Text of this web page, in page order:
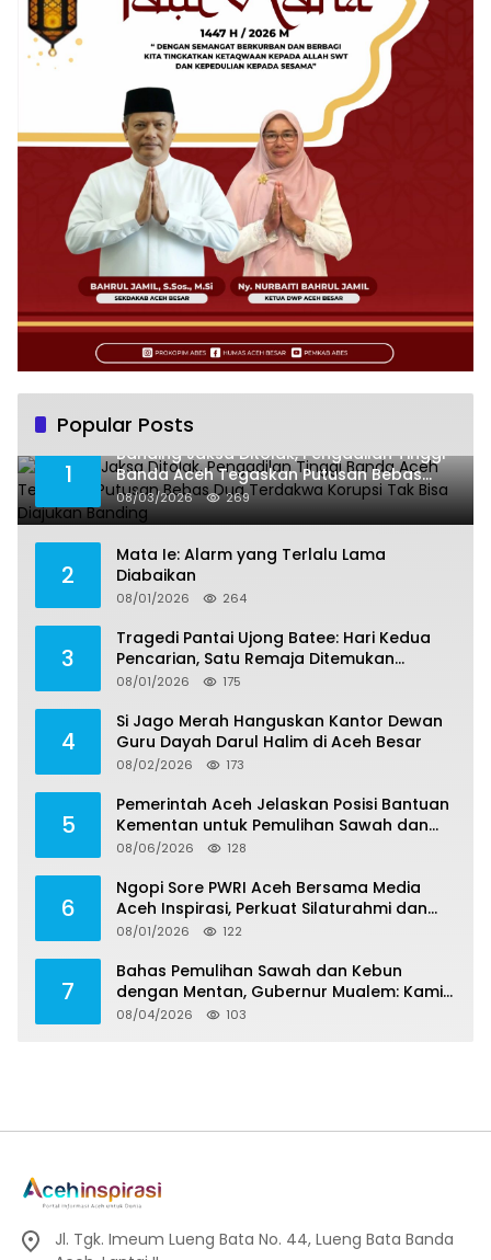
Popular Posts
1
Banding Jaksa Ditolak, Pengadilan Tinggi
Banda Aceh Tegaskan Putusan Bebas
Dua Terdakwa Korupsi Tak Bisa Diajukan
Banding
08/03/2026 269
2
Mata Ie: Alarm yang Terlalu Lama
Diabaikan
08/01/2026 264
3
Tragedi Pantai Ujong Batee: Hari Kedua
Pencarian, Satu Remaja Ditemukan
Meninggal, Tiga Korban Masih Dicari
08/01/2026 175
4
Si Jago Merah Hanguskan Kantor Dewan
Guru Dayah Darul Halim di Aceh Besar
08/02/2026 173
5
Pemerintah Aceh Jelaskan Posisi Bantuan
Kementan untuk Pemulihan Sawah dan
Kebun
08/06/2026 128
6
Ngopi Sore PWRI Aceh Bersama Media
Aceh Inspirasi, Perkuat Silaturahmi dan
Wariskan Pengalaman Berharga
08/01/2026 122
7
Bahas Pemulihan Sawah dan Kebun
dengan Mentan, Gubernur Mualem: Kami
Butuh Dukungan Pak Menteri
08/04/2026 103
Jl. Tgk. Imeum Lueng Bata No. 44, Lueng Bata Banda